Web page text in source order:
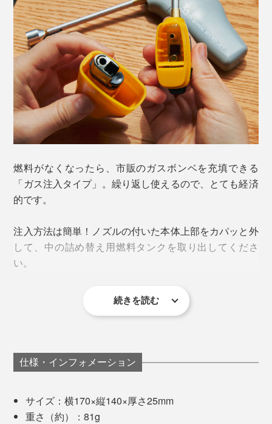
焚き火や薪ストーブ、グリルで、焚き付けの下に仕込ん
だ着火剤に火をつけるのもスムーズ。火元から手を離せ
るので安心して使えます。
炎の最高温度は1300℃。火の勢いが強く、風で消えに
も大活躍するはず。
燃料がなくなったら、市販のガスボンベを充填できる
「ガス注入タイプ」。繰り返し使えるので、とても経済
的です。
注入方法は簡単！ノズルの付いた本体上部をカパッと外
して、中の詰め替え用燃料タンクを取り出してくださ
い。
続きを読む
仕様・インフォメーション
サイズ：横170×縦140×厚さ25mm
重さ（約）：81g